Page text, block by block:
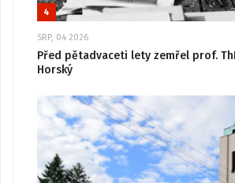
4
SRP, 04 2026
Před pětadvaceti lety zemřel prof.
Horský